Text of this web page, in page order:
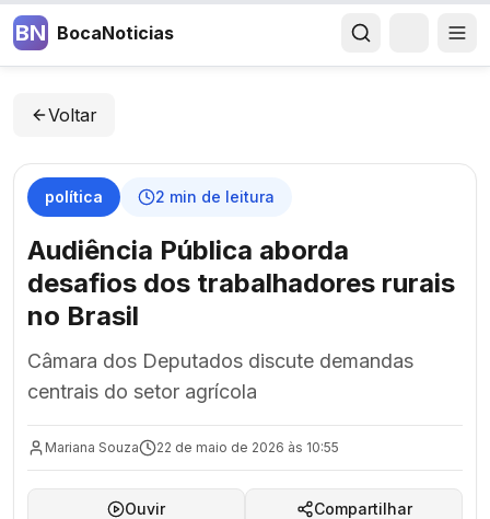
BN BocaNoticias
Voltar
política 2 min de leitura
Audiência Pública aborda
desafios dos trabalhadores rurais
no Brasil
Câmara dos Deputados discute demandas
centrais do setor agrícola
Mariana Souza 22 de maio de 2026 às 10:55
Ouvir Compartilhar